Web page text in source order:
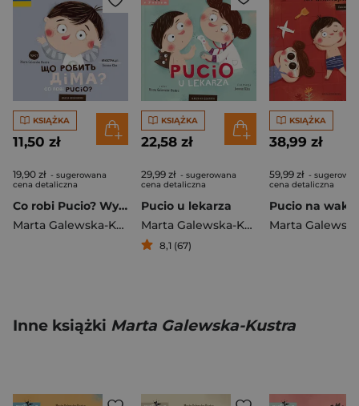
KSIĄŻKA
11,50 zł
19,90 zł - sugerowana
cena detaliczna
Co robi Pucio? Wydanie polsko-ukraińskie Що робить Діма?
Marta Galewska-Kustra
KSIĄŻKA
22,58 zł
29,99 zł - sugerowana
cena detaliczna
Pucio u lekarza
Marta Galewska-Kustra
8,1 (67)
KSIĄŻKA
38,99 zł
59,99 zł -
cena detaliczna
Inne książki Marta Galewska-Kustra